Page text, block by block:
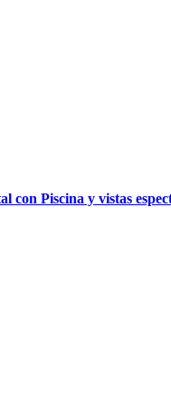
con Piscina y vistas